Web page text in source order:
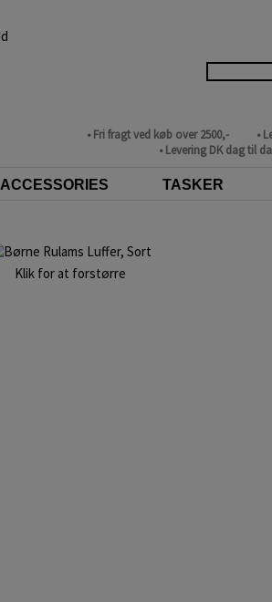
• Fri fragt ved køb over 2500,-
•
• Levering DK dag til
ACCESSORIES TASKER
Klik for at forstørre